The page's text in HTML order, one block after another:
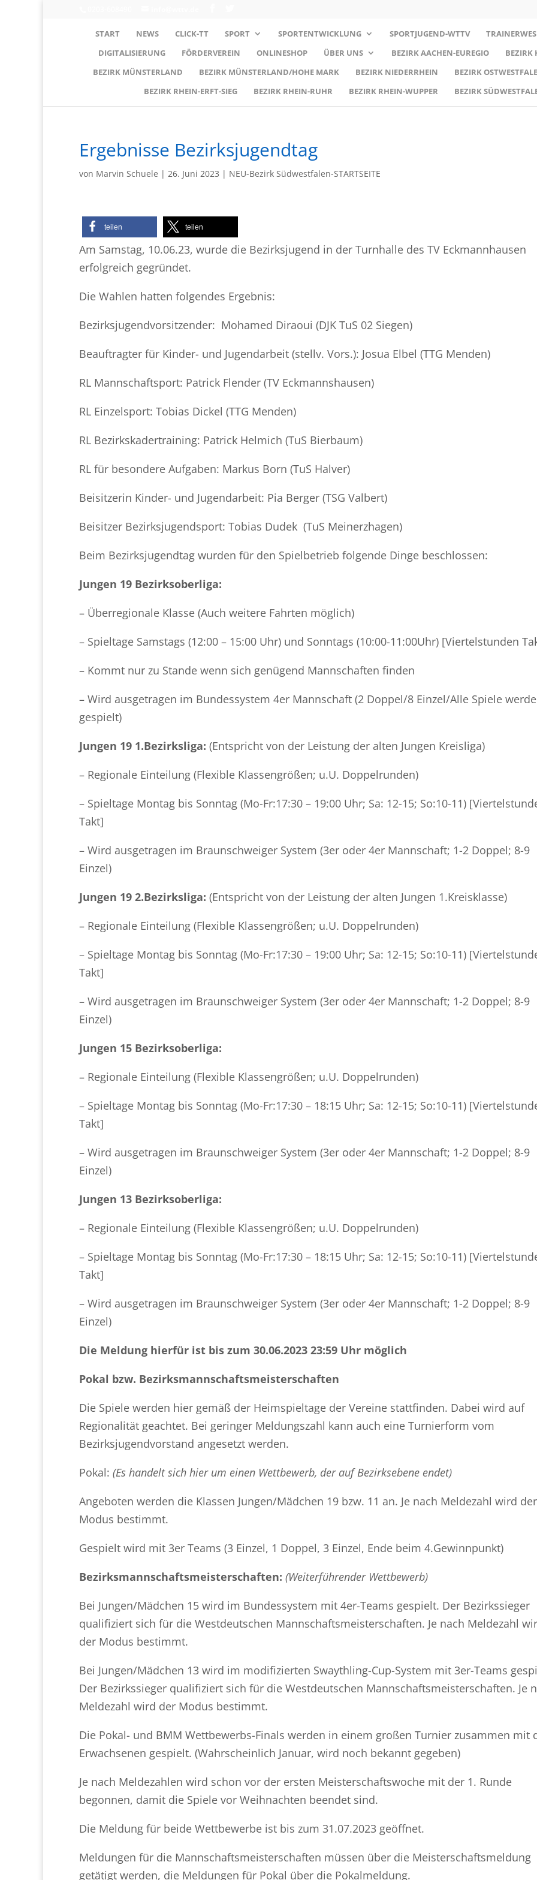
START NEWS CLICK-TT SPORT SPORTENTWICKLUNG SPORTJUGEND-WTTV
DIGITALISIERUNG
FÖRDERVEREIN ONLINESHOP ÜBER UNS BEZIRK AACHEN-EUREGIO
BEZIRK
BEZIRK MÜNSTERLAND
BEZIRK MÜNSTERLAND/HOHE MARK BEZIRK NIEDERRHEIN
BEZIRK
BEZIRK RHEIN-ERFT-SIEG
BEZIRK RHEIN-RUHR BEZIRK RHEIN-WUPPER BEZIRK
Ergebnisse Bezirksjugendtag
von Marvin Schuele | 26. Juni 2023 | NEU-Bezirk Südwestfalen-STARTSEITE
teilen teilen
Am Samstag, 10.06.23, wurde die Bezirksjugend in der Turnhalle des TV Eckmannhausen
erfolgreich gegründet.
Die Wahlen hatten folgendes Ergebnis:
Bezirksjugendvorsitzender: Mohamed Diraoui (DJK TuS 02 Siegen)
Beauftragter für Kinder- und Jugendarbeit (stellv. Vors.): Josua Elbel (TTG Menden)
RL Mannschaftsport: Patrick Flender (TV Eckmannshausen)
RL Einzelsport: Tobias Dickel (TTG Menden)
RL Bezirkskadertraining: Patrick Helmich (TuS Bierbaum)
RL für besondere Aufgaben: Markus Born (TuS Halver)
Beisitzerin Kinder- und Jugendarbeit: Pia Berger (TSG Valbert)
Beisitzer Bezirksjugendsport: Tobias Dudek (TuS Meinerzhagen)
Beim Bezirksjugendtag wurden für den Spielbetrieb folgende Dinge beschlossen:
Jungen 19 Bezirksoberliga:
– Überregionale Klasse (Auch weitere Fahrten möglich)
– Spieltage Samstags (12:00 – 15:00 Uhr) und Sonntags (10:00-11:00Uhr) [Viertelstunden
– Kommt nur zu Stande wenn sich genügend Mannschaften finden
– Wird ausgetragen im Bundessystem 4er Mannschaft (2 Doppel/8 Einzel/Alle Spiele
gespielt)
Jungen 19 1.Bezirksliga: (Entspricht von der Leistung der alten Jungen Kreisliga)
– Regionale Einteilung (Flexible Klassengrößen; u.U. Doppelrunden)
– Spieltage Montag bis Sonntag (Mo-Fr:17:30 – 19:00 Uhr; Sa: 12-15; So:10-11)
Takt]
– Wird ausgetragen im Braunschweiger System (3er oder 4er Mannschaft; 1-2 Doppel; 8-9
Einzel)
Jungen 19 2.Bezirksliga: (Entspricht von der Leistung der alten Jungen 1.Kreisklasse)
– Regionale Einteilung (Flexible Klassengrößen; u.U. Doppelrunden)
– Spieltage Montag bis Sonntag (Mo-Fr:17:30 – 19:00 Uhr; Sa: 12-15; So:10-11)
Takt]
– Wird ausgetragen im Braunschweiger System (3er oder 4er Mannschaft; 1-2 Doppel; 8-9
Einzel)
Jungen 15 Bezirksoberliga:
– Regionale Einteilung (Flexible Klassengrößen; u.U. Doppelrunden)
– Spieltage Montag bis Sonntag (Mo-Fr:17:30 – 18:15 Uhr; Sa: 12-15; So:10-11)
Takt]
– Wird ausgetragen im Braunschweiger System (3er oder 4er Mannschaft; 1-2 Doppel; 8-9
Einzel)
Jungen 13 Bezirksoberliga:
– Regionale Einteilung (Flexible Klassengrößen; u.U. Doppelrunden)
– Spieltage Montag bis Sonntag (Mo-Fr:17:30 – 18:15 Uhr; Sa: 12-15; So:10-11)
Takt]
– Wird ausgetragen im Braunschweiger System (3er oder 4er Mannschaft; 1-2 Doppel; 8-9
Einzel)
Die Meldung hierfür ist bis zum 30.06.2023 23:59 Uhr möglich
Pokal bzw. Bezirksmannschaftsmeisterschaften
Die Spiele werden hier gemäß der Heimspieltage der Vereine stattfinden. Dabei wird auf
Regionalität geachtet. Bei geringer Meldungszahl kann auch eine Turnierform vom
Bezirksjugendvorstand angesetzt werden.
Pokal: (Es handelt sich hier um einen Wettbewerb, der auf Bezirksebene endet)
Angeboten werden die Klassen Jungen/Mädchen 19 bzw. 11 an. Je nach Meldezahl wird der
Modus bestimmt.
Gespielt wird mit 3er Teams (3 Einzel, 1 Doppel, 3 Einzel, Ende beim 4.Gewinnpunkt)
Bezirksmannschaftsmeisterschaften: (Weiterführender Wettbewerb)
Bei Jungen/Mädchen 15 wird im Bundessystem mit 4er-Teams gespielt. Der Bezirkssieger
qualifiziert sich für die Westdeutschen Mannschaftsmeisterschaften. Je nach Meldezahl
der Modus bestimmt.
Bei Jungen/Mädchen 13 wird im modifizierten Swaythling-Cup-System mit 3er-Teams
Der Bezirkssieger qualifiziert sich für die Westdeutschen Mannschaftsmeisterschaften. Je
Meldezahl wird der Modus bestimmt.
Die Pokal- und BMM Wettbewerbs-Finals werden in einem großen Turnier zusammen mit
Erwachsenen gespielt. (Wahrscheinlich Januar, wird noch bekannt gegeben)
Je nach Meldezahlen wird schon vor der ersten Meisterschaftswoche mit der 1. Runde
begonnen, damit die Spiele vor Weihnachten beendet sind.
Die Meldung für beide Wettbewerbe ist bis zum 31.07.2023 geöffnet.
Meldungen für die Mannschaftsmeisterschaften müssen über die Meisterschaftsmeldung
getätigt werden, die Meldungen für Pokal über die Pokalmeldung.